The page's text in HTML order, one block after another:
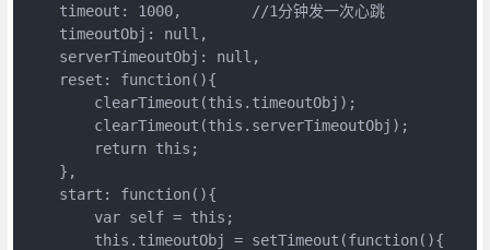
    timeout: 1000,        //1分钟发一次心跳
    timeoutObj: null,
    serverTimeoutObj: null,
    reset: function(){
        clearTimeout(this.timeoutObj);
        clearTimeout(this.serverTimeoutObj);
        return this;
    },
    start: function(){
        var self = this;
        this.timeoutObj = setTimeout(function(){